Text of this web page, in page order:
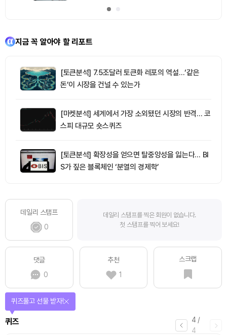
지금 꼭 알아야 할 리포트
[토큰분석] 7.5조달러 토큰화 레포의 역설…‘같은
돈’이 시장을 건널 수 있는가
[마켓분석] 세계에서 가장 소외됐던 시장의 반격… 코
스피 대규모 숏스퀴즈
[토큰분석] 확장성을 얻으면 탈중앙성을 잃는다… BI
S가 짚은 블록체인 ‘분열의 경제학’
데일리 스탬프
0
데일리 스탬프를 찍은 회원이 없습니다.
첫 스탬프를 찍어 보세요!
댓글
0
추천
1
스크랩
4 /
4
퀴즈
퀴즈풀고 선물 받자!